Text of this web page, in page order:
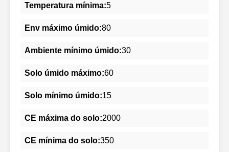
Temperatura mínima:5
Env máximo úmido:80
Ambiente mínimo úmido:30
Solo úmido máximo:60
Solo mínimo úmido:15
CE máxima do solo:2000
CE mínima do solo:350